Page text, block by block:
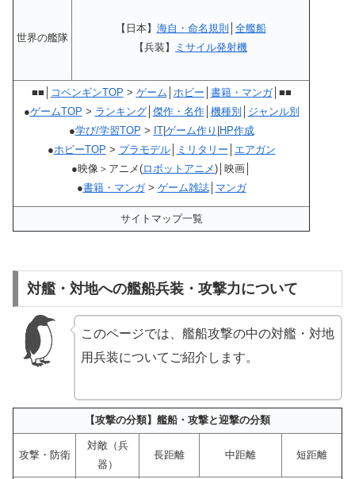
世界の艦隊
【日本】 海自・命名規則
全艦船
【兵装】
ミサイル発射機
■■│ コペンギンTOP > ゲーム ホビー 書籍・マンガ│■■
●ゲームTOP > ランキング│ 傑作・名作│ 機種別
ジャンル別
●学び/学習TOP > IT| ゲーム作り HP作成
●ホビーTOP > プラモデル│ ミリタリー
エアガン
●映像＞アニメ(ロボットアニメ)│映画│
●書籍・マンガ> ゲーム雑誌│ マンガ
サイトマップ一覧
対艦・対地への艦船兵装・攻撃力について
このページでは、艦船攻撃の中の対艦・対地
用兵装についてご紹介します。
【攻撃の分類】艦船・攻撃と迎撃の分類
攻撃・防衛
対敵（兵
器）
長距離 中距離 短距離